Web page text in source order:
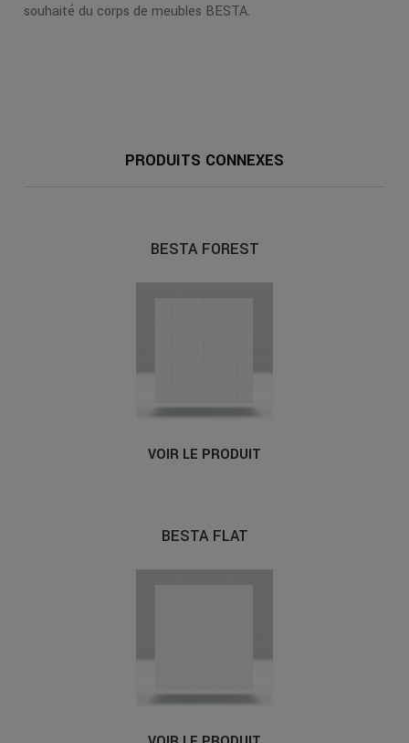
souhaité du corps de meubles BESTA.
PRODUITS CONNEXES
BESTA FOREST
VOIR LE PRODUIT
BESTA FLAT